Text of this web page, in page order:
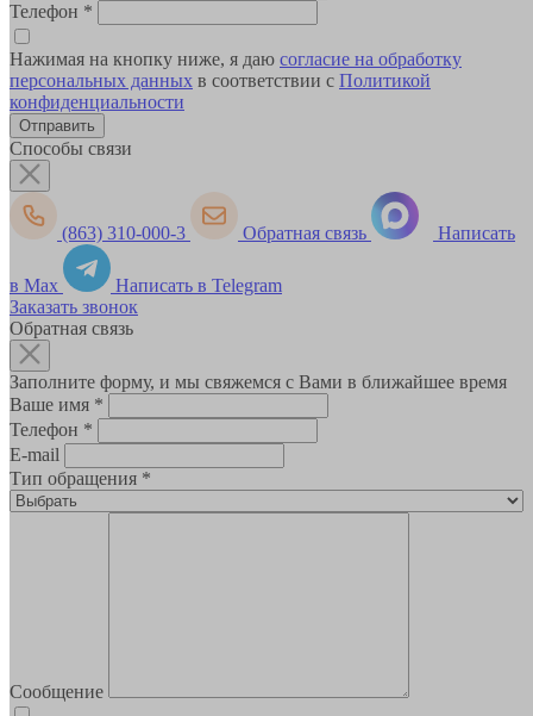
Телефон *
Нажимая на кнопку ниже, я даю согласие на обработку
персональных данных в соответствии с Политикой
конфиденциальности
Способы связи
(863) 310-000-3 Обратная связь Написать
в Max
Написать в Telegram
Заказать звонок
Обратная связь
Заполните форму, и мы свяжемся с Вами в ближайшее время
Ваше имя *
Телефон *
E-mail
Тип обращения *
Сообщение